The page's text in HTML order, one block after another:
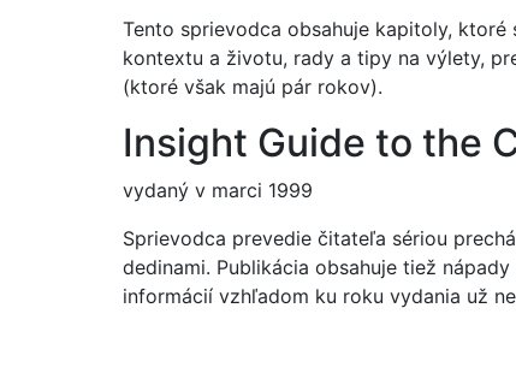
Tento sprievodca obsahuje kapitoly,
kontextu a životu, rady a tipy na výlety,
(ktoré však majú pár rokov).
Insight Guide to the
vydaný v marci 1999
Sprievodca prevedie čitateľa sériou
dedinami. Publikácia obsahuje tiež
informácií vzhľadom ku roku vydania už